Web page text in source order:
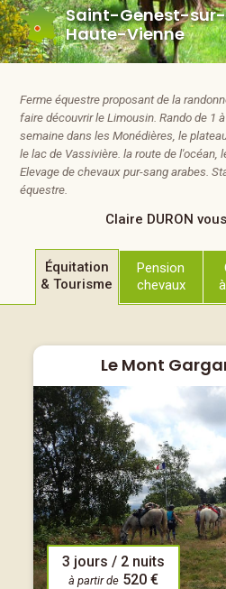
Saint-Genest-sur-
Haute-Vienne
Ferme équestre proposant de la
faire découvrir le Limousin. Rando de 1 à
semaine dans les Monédières, le
le lac de Vassivière. la route de l'océan,
Elevage de chevaux pur-sang arabes.
équestre.
Claire DURON
Équitation
& Tourisme
Pension
chevaux
Le Mont
3 jours / 2 nuits
à partir de 520 €